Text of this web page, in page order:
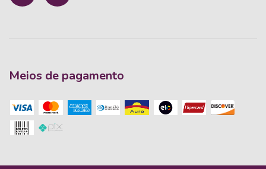
Meios de pagamento